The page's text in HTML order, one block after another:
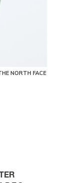
NORTH FACE